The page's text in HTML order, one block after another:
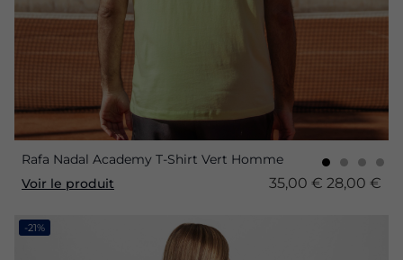
Rafa Nadal Academy T-Shirt Vert Homme
Voir le produit
35,00 € 28,00 €
-21%